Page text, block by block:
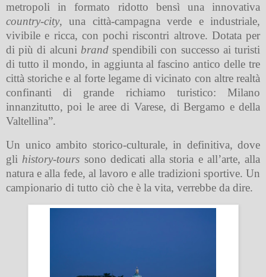
metropoli in formato ridotto bensì una innovativa
country-city, una città-campagna verde e industriale,
vivibile e ricca, con pochi riscontri altrove. Dotata per
di più di alcuni brandspendibili con successo ai turisti
di tutto il mondo, in aggiunta al fascino antico delle tre
città storiche e al forte legame di vicinato con altre realtà
confinanti di grande richiamo turistico: Milano
innanzitutto, poi le aree di Varese, di Bergamo e della
Valtellina”.
Un unico ambito storico-culturale, in definitiva, dove
gli history-tours sono dedicati alla storia e all’arte, alla
natura e alla fede, al lavoro e alle tradizioni sportive. Un
campionario di tutto ciò che è la vita, verrebbe da dire.